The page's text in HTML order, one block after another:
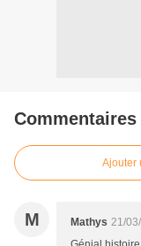
Commentaires
Ajouter
M Mathys 21/